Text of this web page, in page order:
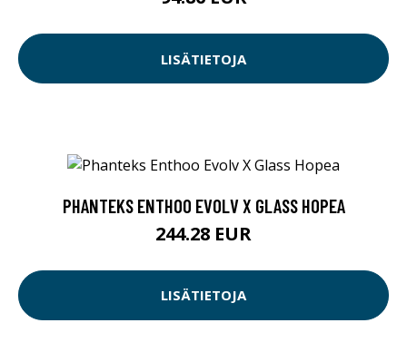
LISÄTIETOJA
PHANTEKS ENTHOO EVOLV X GLASS HOPEA
244.28 EUR
LISÄTIETOJA